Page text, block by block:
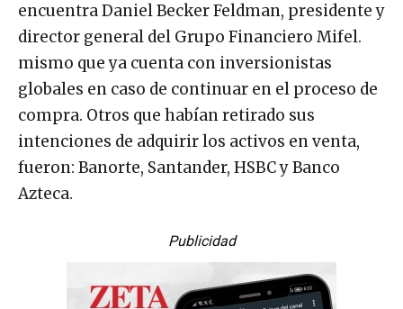
encuentra Daniel Becker Feldman, presidente y
director general del Grupo Financiero Mifel.​
mismo que ya cuenta con inversionistas
globales en caso de continuar en el proceso de
compra. Otros que habían retirado sus
intenciones de adquirir los activos en venta,
fueron: Banorte, Santander, HSBC y Banco
Azteca.
Publicidad